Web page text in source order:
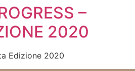
–
2020
Edizione 2020